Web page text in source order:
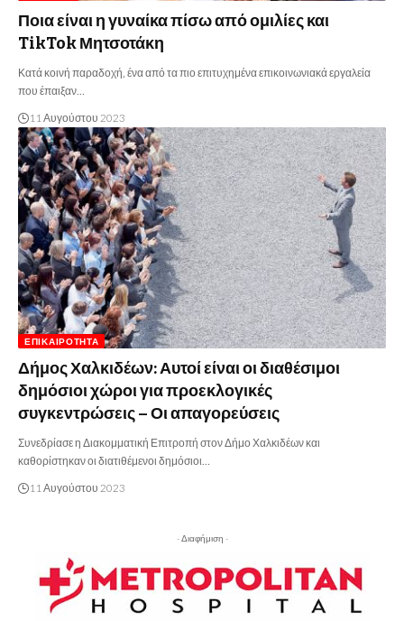
Ποια είναι η γυναίκα πίσω από ομιλίες και
TikTok Μητσοτάκη
Κατά κοινή παραδοχή, ένα από τα πιο επιτυχημένα επικοινωνιακά εργαλεία
που έπαιξαν…
11 Αυγούστου 2023
ΕΠΙΚΑΙΡΌΤΗΤΑ
Δήμος Χαλκιδέων: Αυτοί είναι οι διαθέσιμοι
δημόσιοι χώροι για προεκλογικές
συγκεντρώσεις – Οι απαγορεύσεις
Συνεδρίασε η Διακομματική Επιτροπή στον Δήμο Χαλκιδέων και
καθορίστηκαν οι διατιθέμενοι δημόσιοι…
11 Αυγούστου 2023
- Διαφήμιση -